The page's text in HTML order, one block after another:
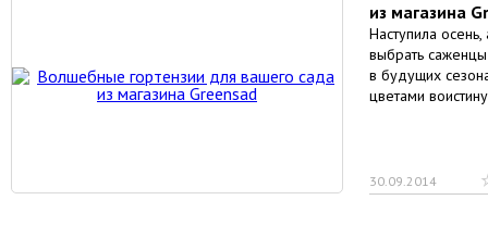
из магазина
Наступила
выбрать
в будущих
цветами
30.09.2014